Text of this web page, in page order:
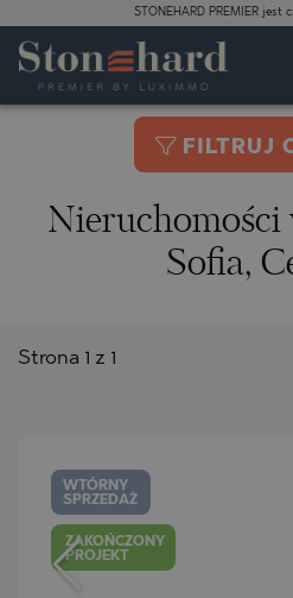
STONEHARD PREMIER jest
FILTRUJ
Sofia,
Strona 1 z 1
WTÓRNY
SPRZEDAŻ
ZAKOŃCZONY
PROJEKT